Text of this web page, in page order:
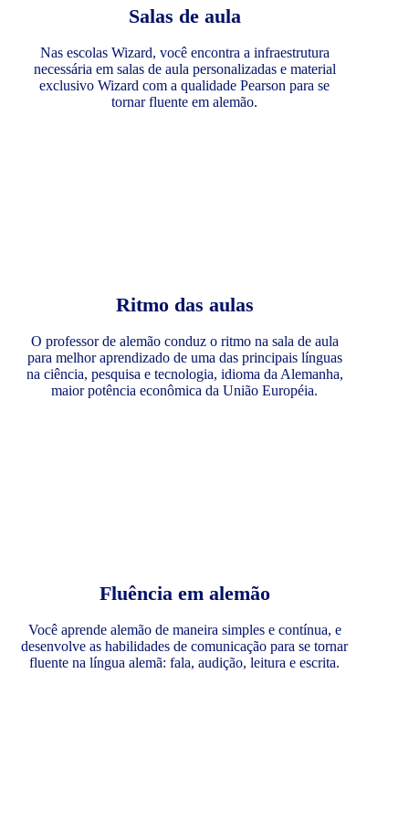
Salas de aula
Nas escolas Wizard, você encontra a infraestrutura
necessária em salas de aula personalizadas e material
exclusivo Wizard com a qualidade Pearson para se
tornar fluente em alemão.
Ritmo das aulas
O professor de alemão conduz o ritmo na sala de aula
para melhor aprendizado de uma das principais línguas
na ciência, pesquisa e tecnologia, idioma da Alemanha,
maior potência econômica da União Européia.
Fluência em alemão
Você aprende alemão de maneira simples e contínua, e
desenvolve as habilidades de comunicação para se tornar
fluente na língua alemã: fala, audição, leitura e escrita.